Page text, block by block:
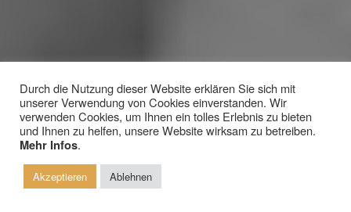
Hochzeit auf dem Thinghof
mit einer liebevollen freien Trauung
Durch die Nutzung dieser Website erklären Sie sich mit
unserer Verwendung von Cookies einverstanden. Wir
verwenden Cookies, um Ihnen ein tolles Erlebnis zu bieten
und Ihnen zu helfen, unsere Website wirksam zu betreiben.
Mehr Infos.
Akzeptieren Ablehnen